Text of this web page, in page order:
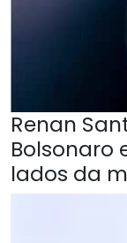
Renan
Bolsonaro
lados da